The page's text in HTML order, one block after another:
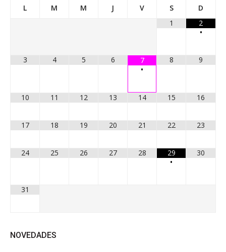
L M M J V S
D
1
2
•
3 4 5 6
7
•
8 9
10 11 12 13 14 15 16
17 18 19 20 21 22 23
24 25 26 27 28
29
•
30
31
NOVEDADES